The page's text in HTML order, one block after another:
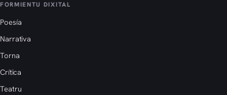
FORMIENTU DIXITAL
Poesía
Narrativa
Torna
Crítica
Teatru